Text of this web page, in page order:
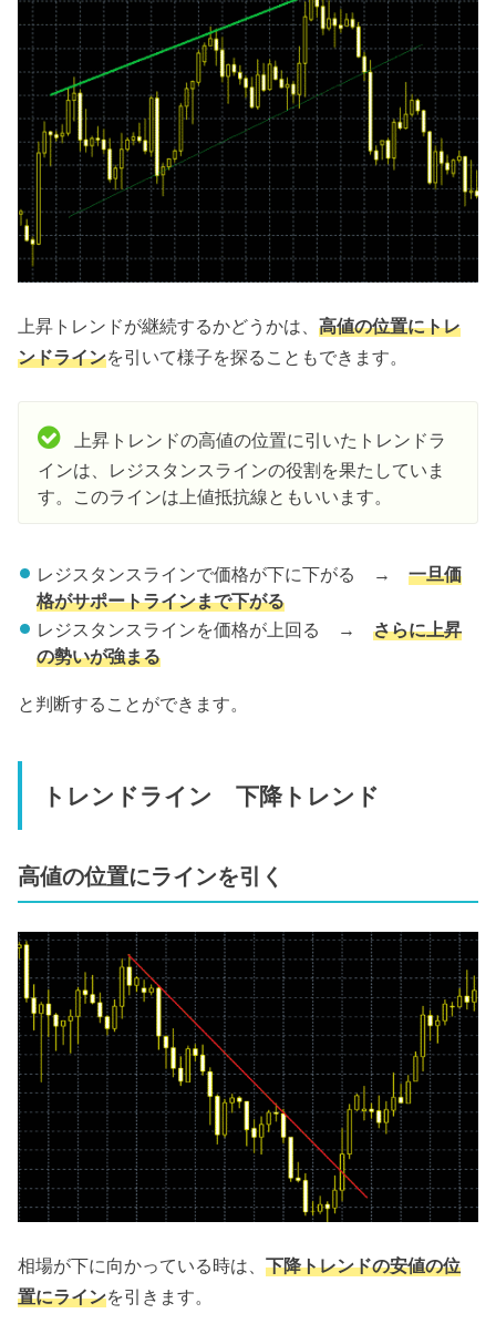
上昇トレンドが継続するかどうかは、高値の位置にトレ
ンドラインを引いて様子を探ることもできます。
上昇トレンドの高値の位置に引いたトレンドラ
インは、レジスタンスラインの役割を果たしていま
す。このラインは上値抵抗線ともいいます。
レジスタンスラインで価格が下に下がる → 一旦価
格がサポートラインまで下がる
レジスタンスラインを価格が上回る → さらに上昇
の勢いが強まる
と判断することができます。
トレンドライン 下降トレンド
高値の位置にラインを引く
相場が下に向かっている時は、下降トレンドの安値の位
置にラインを引きます。